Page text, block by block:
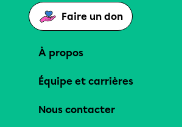
Faire un don
À propos
Équipe et carrières
Nous contacter